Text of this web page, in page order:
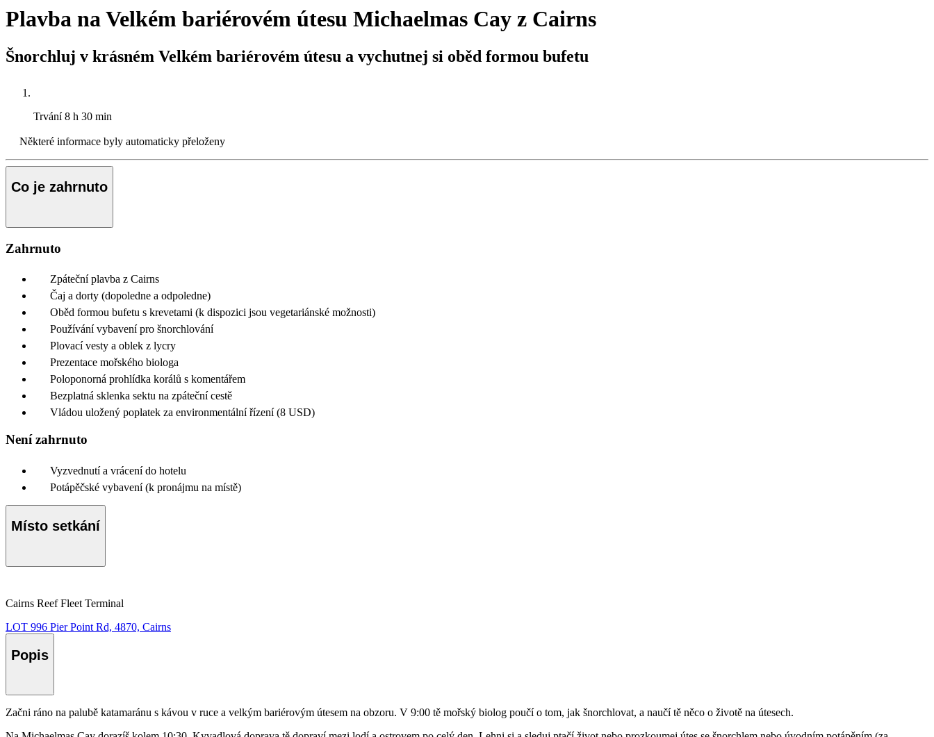
Plavba na Velkém bariérovém útesu Michaelmas Cay z Cairns
Šnorchluj v krásném Velkém bariérovém útesu a vychutnej si oběd formou bufetu
Trvání8 h 30 min
Některé informace byly automaticky přeloženy
Co je zahrnuto
Zahrnuto
Zpáteční plavba z Cairns
Čaj a dorty (dopoledne a odpoledne)
Oběd formou bufetu s krevetami (k dispozici jsou vegetariánské možnosti)
Používání vybavení pro šnorchlování
Plovací vesty a oblek z lycry
Prezentace mořského biologa
Poloponorná prohlídka korálů s komentářem
Bezplatná sklenka sektu na zpáteční cestě
Vládou uložený poplatek za environmentální řízení (8 USD)
Není zahrnuto
Vyzvednutí a vrácení do hotelu
Potápěčské vybavení (k pronájmu na místě)
Místo setkání
Cairns Reef Fleet Terminal
LOT 996 Pier Point Rd, 4870, Cairns
Popis
Začni ráno na palubě katamaránu s kávou v ruce a velkým bariérovým útesem na obzoru. V 9:00 tě mořský biolog poučí o tom, jak šnorchlovat, a naučí tě něco o životě na útesech.